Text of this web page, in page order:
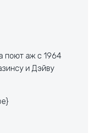
поют аж с 1964
и Дэйву